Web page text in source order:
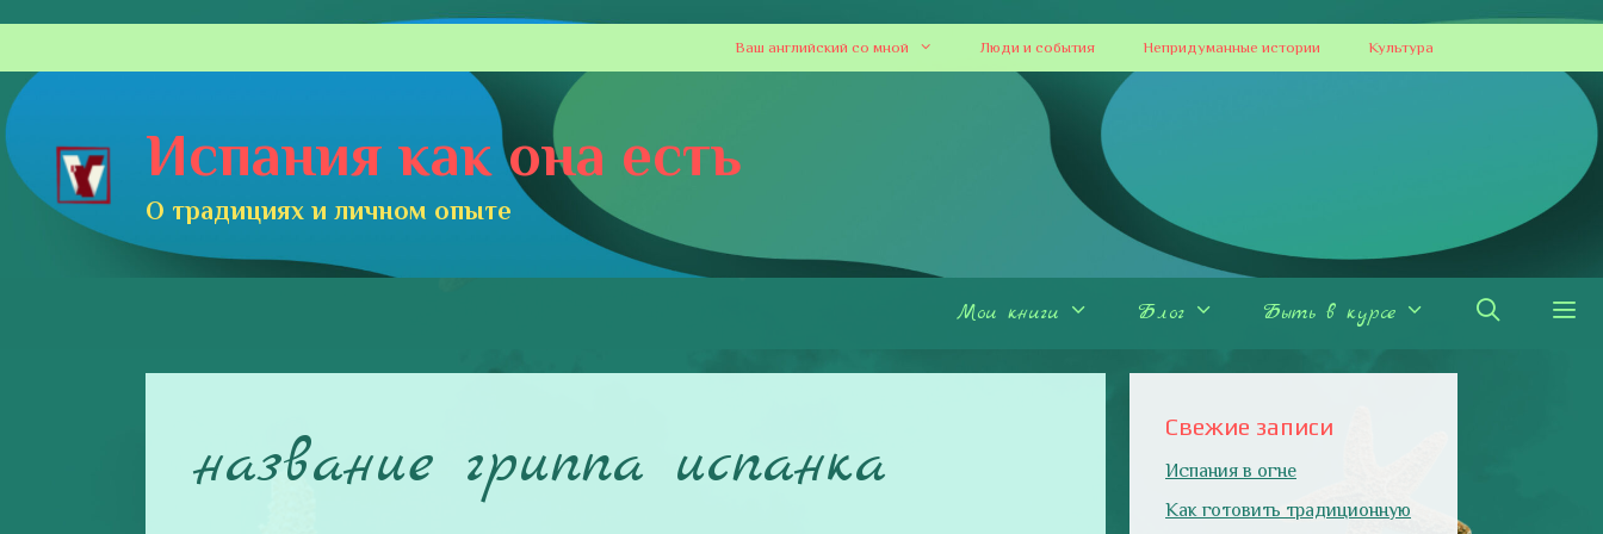
Перейти
содержимому
Ваш английский со мной Люди и события Непридуманные истории Культура
Испания как она есть
О традициях и личном опыте
Мои книги Блог Быть в курсе
название гриппа испанка Свежие записи
Испания в огне
Как готовить традиционную